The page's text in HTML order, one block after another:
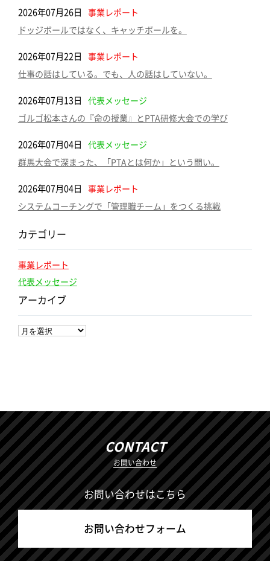
2026年07月26日 事業レポート
ドッジボールではなく、キャッチボールを。
2026年07月22日 事業レポート
仕事の話はしている。でも、人の話はしていない。
2026年07月13日 代表メッセージ
ゴルゴ松本さんの『命の授業』とPTA研修大会での学び
2026年07月04日 代表メッセージ
群馬大会で深まった、「PTAとは何か」という問い。
2026年07月04日 事業レポート
システムコーチングで「管理職チーム」をつくる挑戦
カテゴリー
事業レポート
代表メッセージ
アーカイブ
CONTACT
お問い合わせ
お問い合わせはこちら
お問い合わせフォーム